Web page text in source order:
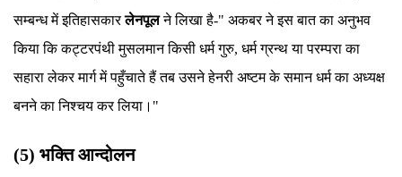
सम्बन्ध में इतिहासकारलेनपूलने लिखा है-" अकबर ने इस बात का अनुभव
किया कि कट्टरपंथी मुसलमान किसी धर्म गुरु, धर्म ग्रन्थ या परम्परा का
सहारा लेकर मार्ग में पहुँचाते हैं तब उसने हेनरी अष्टम के समान धर्म का अध्यक्ष
बनने का निश्चय कर लिया।"
(5) भक्ति आन्दोलन